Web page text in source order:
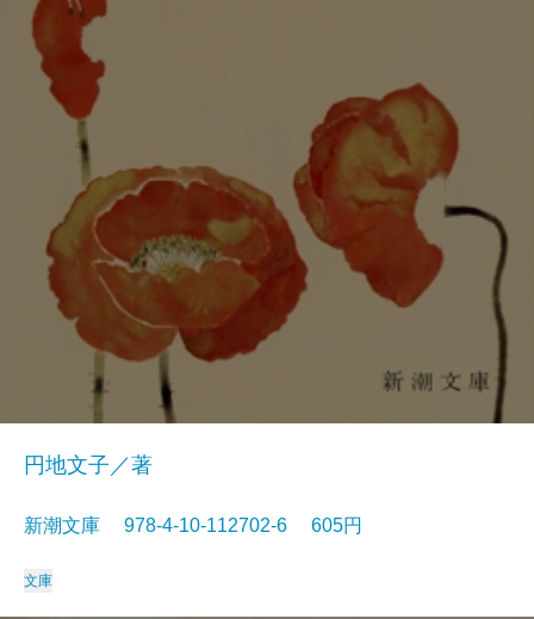
円地文子／著
新潮文庫 978-4-10-112702-6 605円
文庫